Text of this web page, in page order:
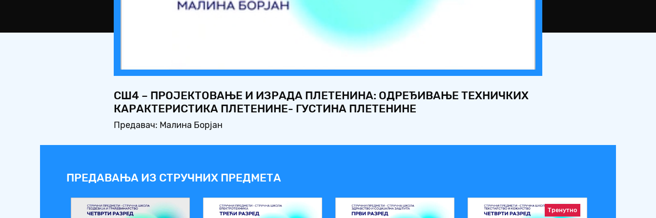
СШ4 – ПРОЈЕКТОВАЊЕ И ИЗРАДА ПЛЕТЕНИНА: ОДРЕЂИВАЊЕ ТЕХНИЧКИХ
КАРАКТЕРИСТИКА ПЛЕТЕНИНЕ- ГУСТИНА ПЛЕТЕНИНЕ
Предавач: Малина Борјан
ПРЕДАВАЊА ИЗ СТРУЧНИХ ПРЕДМЕТА
Тренутно